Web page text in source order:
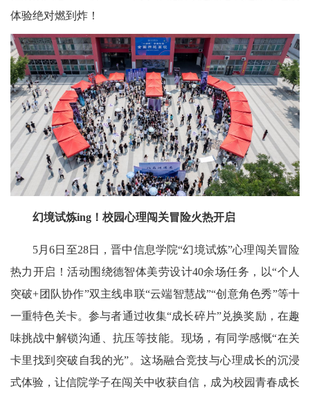
体验绝对燃到炸！
幻境试炼ing！校园心理闯关冒险火热开启
5月6日至28日，晋中信息学院“幻境试炼”心理闯关冒险
热力开启！活动围绕德智体美劳设计40余场任务，以“个人
突破+团队协作”双主线串联“云端智慧战”“创意角色秀”等十
一重特色关卡。参与者通过收集“成长碎片”兑换奖励，在趣
味挑战中解锁沟通、抗压等技能。现场，有同学感慨“在关
卡里找到突破自我的光”。这场融合竞技与心理成长的沉浸
式体验，让信院学子在闯关中收获自信，成为校园青春成长